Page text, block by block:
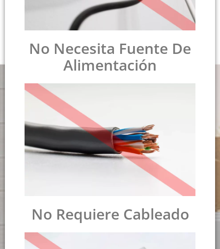
No Necesita Fuente De
Alimentación
No Requiere Cableado